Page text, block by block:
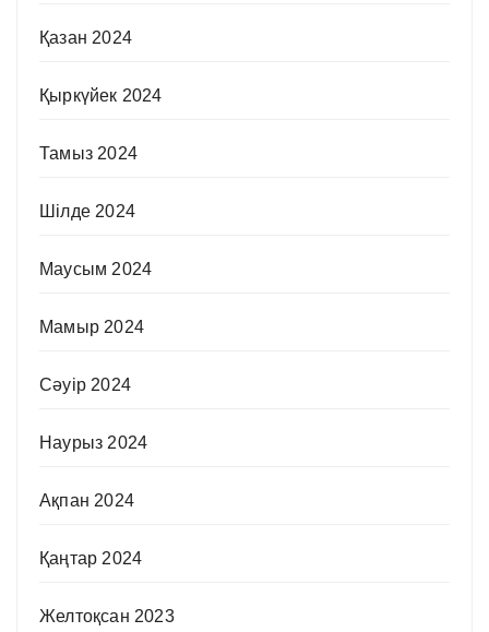
Қазан 2024
Қыркүйек 2024
Тамыз 2024
Шілде 2024
Маусым 2024
Мамыр 2024
Сәуір 2024
Наурыз 2024
Ақпан 2024
Қаңтар 2024
Желтоқсан 2023